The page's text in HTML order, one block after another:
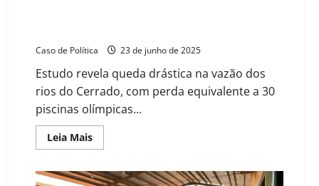
Caso de Política 23 de junho de 2025
Estudo revela queda drástica na vazão dos
rios do Cerrado, com perda equivalente a 30
piscinas olímpicas...
Leia MaisRead
more
dos